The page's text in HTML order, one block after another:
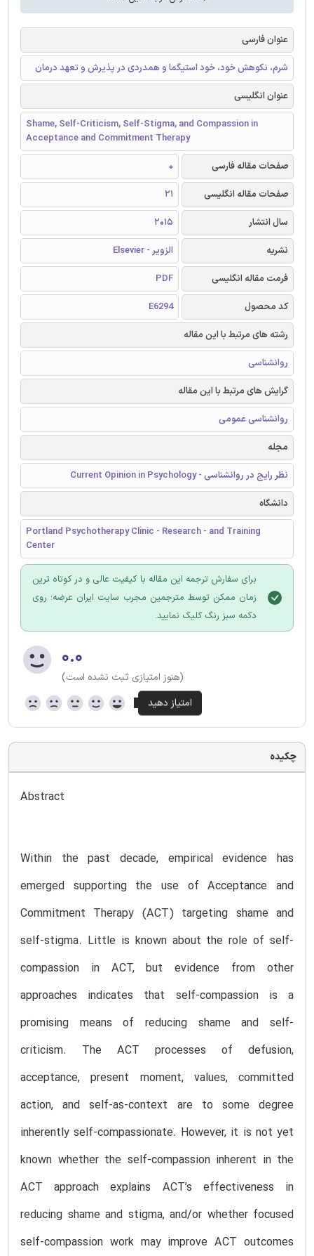
عنوان فارسی
شرم، نکوهش خود، خود استیگما و همدردی در پذیرش و تعهد درمان
عنوان انگلیسی
Shame, Self-Criticism, Self-Stigma, and Compassion in
Acceptance and Commitment Therapy
صفحات مقاله فارسی
0
صفحات مقاله انگلیسی
21
سال انتشار
2015
نشریه
الزویر - Elsevier
فرمت مقاله انگلیسی
PDF
کد محصول
E6294
رشته های مرتبط با این مقاله
روانشناسی
گرایش های مرتبط با این مقاله
روانشناسی عمومی
مجله
نظر رایج در روانشناسی - Current Opinion in Psychology
دانشگاه
Portland Psychotherapy Clinic - Research - and Training
Center
برای سفارش ترجمه این مقاله با کیفیت عالی و در کوتاه ترین
زمان ممکن توسط مترجمین مجرب سایت ایران عرضه؛ روی
دکمه سبز رنگ کلیک نمایید.
۰.۰
(هنوز امتیازی ثبت نشده است)
چکیده
Abstract
Within the past decade, empirical evidence has
emerged supporting the use of Acceptance and
Commitment Therapy (ACT) targeting shame and
self-stigma. Little is known about the role of self-
compassion in ACT, but evidence from other
approaches indicates that self-compassion is a
promising means of reducing shame and self-
criticism. The ACT processes of defusion,
acceptance, present moment, values, committed
action, and self-as-context are to some degree
inherently self-compassionate. However, it is not yet
known whether the self-compassion inherent in the
ACT approach explains ACT’s effectiveness in
reducing shame and stigma, and/or whether focused
self-compassion work may improve ACT outcomes